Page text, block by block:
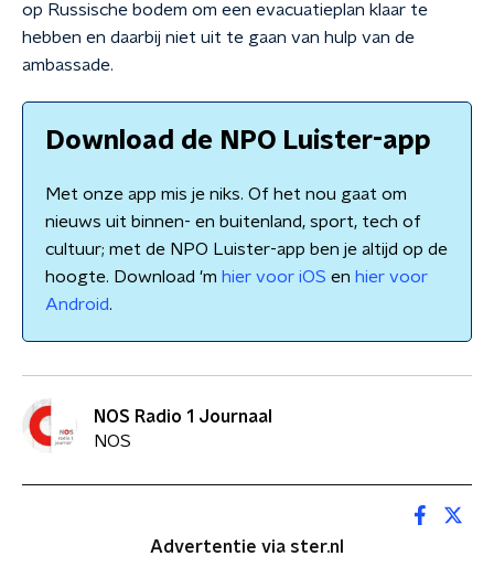
op Russische bodem om een evacuatieplan klaar te
hebben en daarbij niet uit te gaan van hulp van de
ambassade.
Download de NPO Luister-app
Met onze app mis je niks. Of het nou gaat om
nieuws uit binnen- en buitenland, sport, tech of
cultuur; met de NPO Luister-app ben je altijd op de
hoogte. Download 'm hier voor iOS en hier voor
Android.
NOS Radio 1 Journaal
NOS
Advertentie via ster.nl